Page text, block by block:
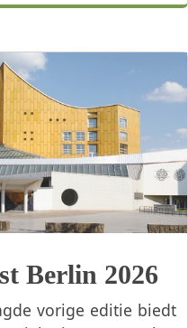
Berlin 2026
vorige editie biedt